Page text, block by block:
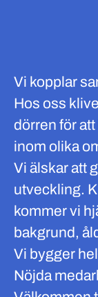
Vi kopplar
Hos oss
dörren för
inom olika
Vi älskar att
utveckling.
kommer vi
bakgrund,
Vi bygger
Nöjda